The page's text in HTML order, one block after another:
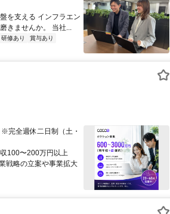
を支える インフラエン
きませんか。 当社...
研修あり
賞与あり
完全週休二日制（土・
100〜200万円以上
戦略の立案や事業拡大